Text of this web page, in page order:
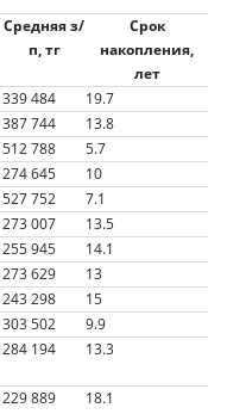
Средняя з/
п, тг
Срок
накопления,
лет
339 484
19.7
387 744
13.8
512 788
5.7
274 645
10
527 752
7.1
273 007
13.5
255 945
14.1
273 629
13
243 298
15
303 502
9.9
284 194 13.3
229 889 18.1